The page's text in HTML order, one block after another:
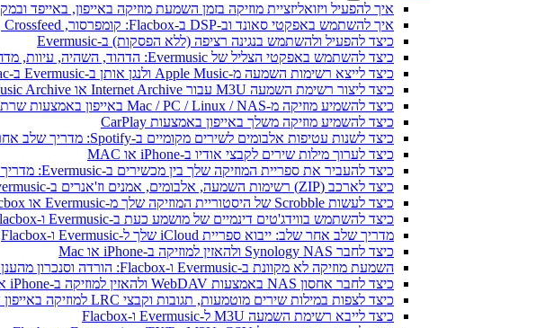
איך להפעיל ויזואליזציית מוזיקה בזמן השמעת מוזיקה באייפון, באייפד ובמק
איך להשתמש באפקטי סאונד וב-DSP ב-Flacbox: קומפרסור, Freeverb, Crossfeed, אקו, נרמול עוצמת קול ועוד
כיצד להפעיל ולהשתמש בנגינה רציפה (ללא הפסקות) ב-Evermusic
כיצד להשתמש באפקטי הצליל של Evermusic: הדהוד, השהיה, עיוות, מדחס, Crossfeed ונרמול עוצמה
כיצד לייצא רשימות השמעה מ-Apple Music ולנגן אותן ב-Evermusic ב-Mac
כיצד ליצור רשימת השמעה M3U עבור Internet Archive או Live Music Archive
כיצד להשמיע מוזיקה מ-Mac / PC / Linux / NAS באייפון באמצעות שרת Kodi DLNA
כיצד להשמיע מוזיקה משלך באייפון באמצעות CarPlay
כיצד לשנות עטיפות אלבומים לשירים מקומיים ב-Spotify: מדריך שלב אחר שלב (נייד ומחשב)
כיצד לערוך מילות שירים לקבצי אודיו ב-iPhone או MAC
כיצד להעביר את ספריית המוזיקה שלך בין מכשירים ב-Evermusic: מדריך שלב אחר שלב
כיצד לארכב (ZIP) רשימות השמעה, אלבומים, אמנים וז'אנרים ב-Evermusic ו-Flacbox ולהעביר למכשיר אחר
כיצד לעשות Scrobble של היסטוריית המוזיקה שלך מ-Evermusic או Flacbox ל-Last.fm
כיצד להשתמש בווידג'טים דינמיים של מושמע כעת ב-Evermusic ו-Flacbox באייפון ו-Mac שלך
מדריך שלב אחר שלב: ייבוא ספריית iCloud שלך ל-Evermusic ו-Flacbox
כיצד לחבר Synology NAS ולהאזין למוזיקה ב-iPhone או Mac
השמעת מוזיקה לא מקוונת ב-Evermusic ו-Flacbox: הורדה וסנכרון מהענן לקבצים מקומיים
כיצד לחבר אחסון NAS באמצעות WebDAV ולהאזין למוזיקה ב-iPhone או Mac
כיצד לצפות במילות שירים מוטמעות, תגובות וקבצי LRC למוזיקה באייפון או מק
כיצד לייבא רשימת השמעה M3U ל-Evermusic ו-Flacbox